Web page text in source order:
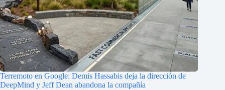
Terremoto en Google: Demis Hassabis deja la dirección de
DeepMind y Jeff Dean abandona la compañía